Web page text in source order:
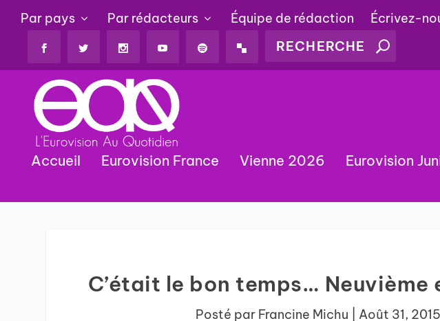
Par pays Par rédacteurs Équipe de rédaction Écrivez-
Accueil Eurovision France Vienne 2026 Eurovision
C’était le bon temps… Neuvième
Posté par Francine Michu Août 31, 2015